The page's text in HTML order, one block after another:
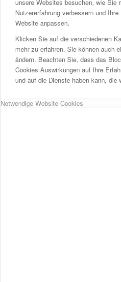
unsere Websites besuchen, wie Sie
Nutzererfahrung verbessern und
Website anpassen.
Klicken Sie auf die verschiedenen
mehr zu erfahren. Sie können auch
ändern. Beachten Sie, dass das
Cookies Auswirkungen auf Ihre
und auf die Dienste haben kann, die
Notwendige Website Cookies